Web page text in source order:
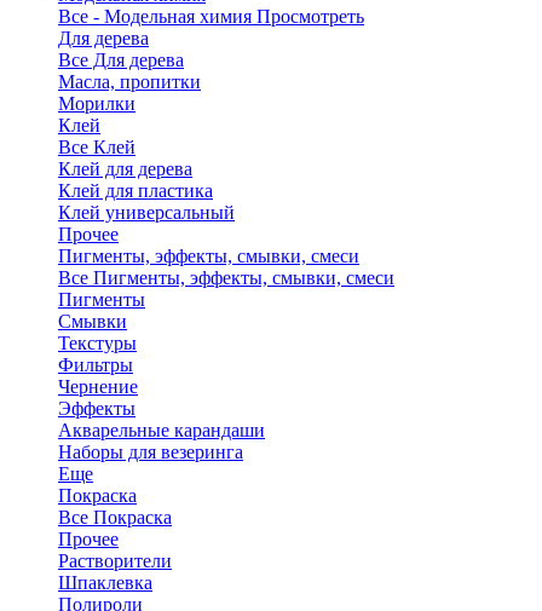
Все - Модельная химия Просмотреть
Для дерева
Все Для дерева
Масла, пропитки
Морилки
Клей
Все Клей
Клей для дерева
Клей для пластика
Клей универсальный
Прочее
Пигменты, эффекты, смывки, смеси
Все Пигменты, эффекты, смывки, смеси
Пигменты
Смывки
Текстуры
Фильтры
Чернение
Эффекты
Акварельные карандаши
Наборы для везеринга
Еще
Покраска
Все Покраска
Прочее
Растворители
Шпаклевка
Полироли